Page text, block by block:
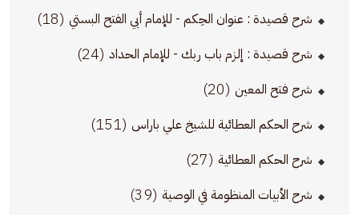
شرح قصيدة : عنوان الحِكم - للإمام أبي الفتح البستي (18)
شرح قصيدة : إلزم باب ربك - للإمام الحداد (24)
شرح فتح المعين (20)
شرح الحكم العطائية للشيخ علي باراس (151)
شرح الحكم العطائية (27)
شرح الأبيات المنظومة في الوصية (39)